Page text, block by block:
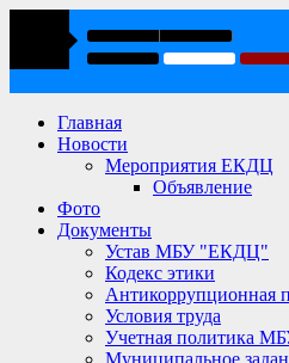
Главная
Новости
Мероприятия ЕКДЦ
Объявление
Фото
Документы
Устав МБУ "ЕКДЦ"
Кодекс этики
Антикоррупционная
Условия труда
Учетная политика
Муниципальное